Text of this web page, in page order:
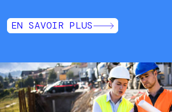
EN SAVOIR PLUS